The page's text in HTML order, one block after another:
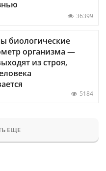
36399
биологические
организма —
из строя,
5184
ЕЩЕ